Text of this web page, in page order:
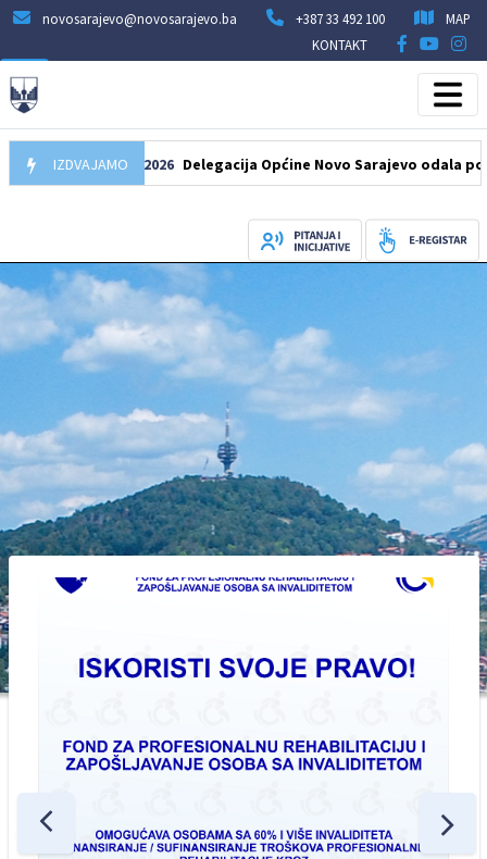
novosarajevo@novosarajevo.ba +387 33 492 100
MAP
KONTAKT
IZDVAJAMO
07.08.2026 Delegacija Općine Novo Sarajevo odala počast